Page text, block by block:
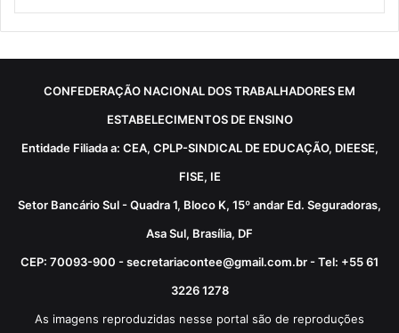
CONFEDERAÇÃO NACIONAL DOS TRABALHADORES EM
ESTABELECIMENTOS DE ENSINO
Entidade Filiada a: CEA, CPLP-SINDICAL DE EDUCAÇÃO, DIEESE,
FISE, IE
Setor Bancário Sul - Quadra 1, Bloco K, 15º andar Ed. Seguradoras,
Asa Sul, Brasília, DF
CEP: 70093-900 - secretariacontee@gmail.com.br - Tel: +55 61
3226 1278
As imagens reproduzidas nesse portal são de reproduções